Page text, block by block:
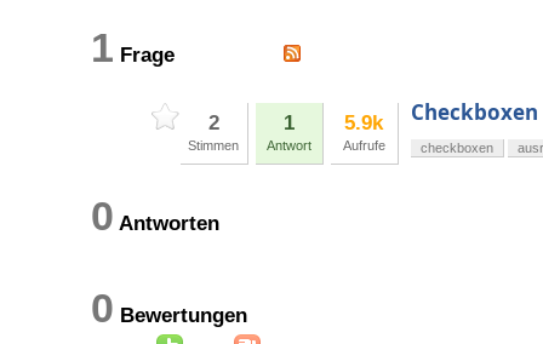
1 Frage
2
Stimmen
1
Antwort
5.9k
Aufrufe checkboxen
0 Antworten
0 Bewertungen